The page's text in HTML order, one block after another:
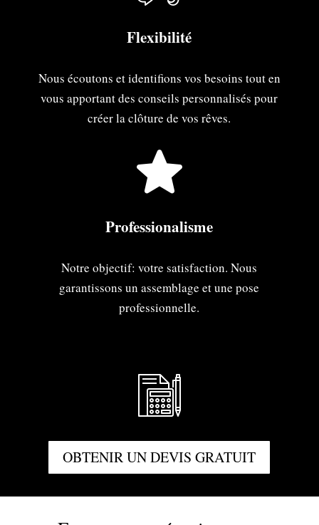
Flexibilité
Nous écoutons et identifions vos besoins tout en
vous apportant des conseils personnalisés pour
créer la clôture de vos rêves.
Professionalisme
Notre objectif: votre satisfaction. Nous
garantissons un assemblage et une pose
professionnelle.
OBTENIR UN DEVIS GRATUIT